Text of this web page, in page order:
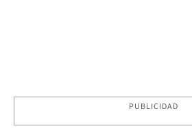
PUBLICIDAD